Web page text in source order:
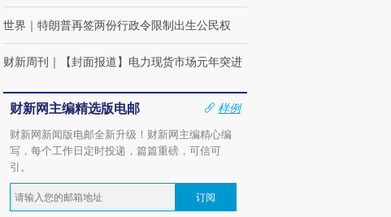
世界 ｜ 特朗普再签两份行政令限制出生公民权
财新周刊 ｜ 【封面报道】电力现货市场元年突进
财新网主编精选版电邮
样例
财新网新闻版电邮全新升级！财新网主编精心编
写，每个工作日定时投递，篇篇重磅，可信可
引。
订阅